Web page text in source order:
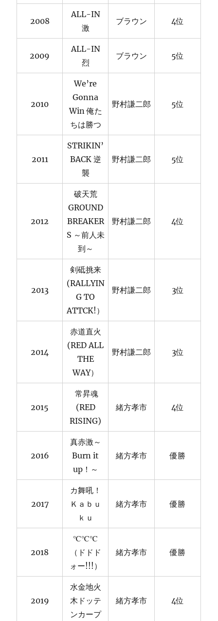
2008
ALL-IN
激
ブラウン 4位
2009
ALL-IN
烈
ブラウン 5位
2010
We’re
Gonna
Win 俺た
ちは勝つ
野村謙二郎 5位
2011
STRIKIN’
BACK 逆
襲
野村謙二郎 5位
2012
破天荒
GROUND
BREAKER
S ～前人未
到～
野村謙二郎 4位
2013
剣砥挑来
(RALLYIN
G TO
ATTCK!）
野村謙二郎 3位
2014
赤道直火
(RED ALL
THE
WAY）
野村謙二郎 3位
2015
常昇魂
(RED
RISING)
緒方孝市 4位
2016
真赤激～
Burn it
up！～
緒方孝市 優勝
2017
カ舞吼！
Ｋａｂｕ
ｋｕ
緒方孝市 優勝
2018
℃℃℃
（ドドド
ォー!!!）
緒方孝市 優勝
2019
水金地火
木ドッテ
ンカープ
緒方孝市 4位